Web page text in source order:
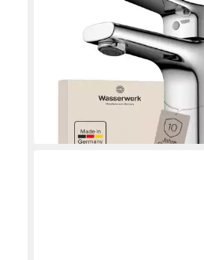
Waschtischarmatur WT 13 inkl.
Popup, wassersparend
237,52 € UVP249,00 €
lieferbar - in 3-4 Werktagen bei dir